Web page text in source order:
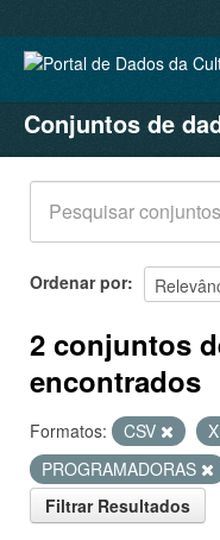
CONJUNTOS DE
ORGANIZAÇÕES
GRUPOS
SOBRE
Conjuntos de
Ordenar por
2 conjuntos
encontrados
Formatos: CSV
PROGRAMADORAS
Filtrar Resultados